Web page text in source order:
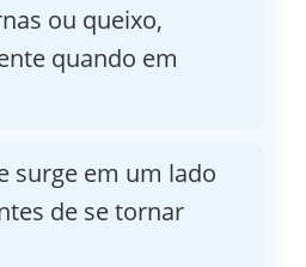
ou queixo,
quando em
surge em um lado
de se tornar